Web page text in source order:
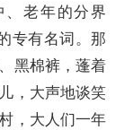
老年的分界
专有名词。那
黑棉裤，蓬着
，大声地谈笑
，大人们一年